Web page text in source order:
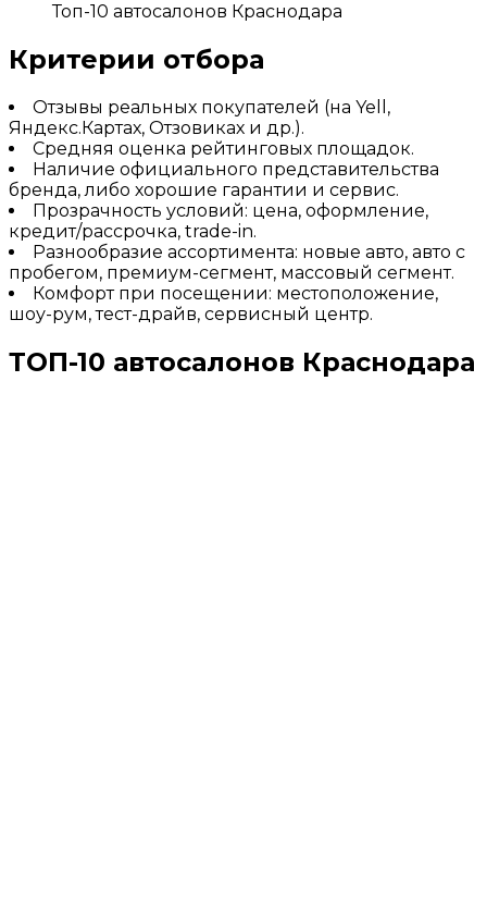
Топ-10 автосалонов Краснодара
Критерии отбора
Отзывы реальных покупателей (на Yell,
Яндекс.Картах, Отзовиках и др.).
Средняя оценка рейтинговых площадок.
Наличие официального представительства
бренда, либо хорошие гарантии и сервис.
Прозрачность условий: цена, оформление,
кредит/рассрочка, trade-in.
Разнообразие ассортимента: новые авто, авто с
пробегом, премиум-сегмент, массовый сегмент.
Комфорт при посещении: местоположение,
шоу-рум, тест-драйв, сервисный центр.
ТОП-10 автосалонов Краснодара